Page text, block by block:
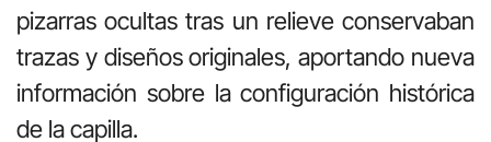
pizarras ocultas tras un relieve conservaban
trazas y diseños originales, aportando nueva
información sobre la configuración histórica
de la capilla.